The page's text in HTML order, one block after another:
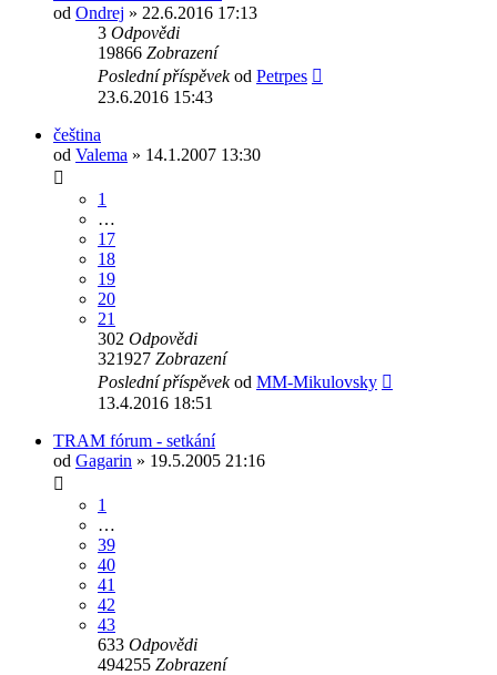
od Ondrej » 22.6.2016 17:13
3 Odpovědi
19866 Zobrazení
Poslední příspěvekod Petrpes
23.6.2016 15:43
čeština
od Valema » 14.1.2007 13:30
1
…
17
18
19
20
21
302 Odpovědi
321927 Zobrazení
Poslední příspěvekod MM-Mikulovsky
13.4.2016 18:51
TRAM fórum - setkání
od Gagarin » 19.5.2005 21:16
1
…
39
40
41
42
43
633 Odpovědi
494255 Zobrazení